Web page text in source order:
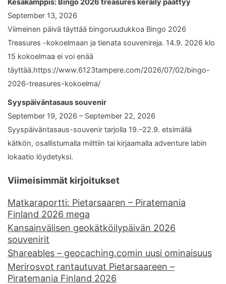
Kesäkamppis: Bingo 2026 treasures keräily päättyy
September 13, 2026
Viimeinen päivä täyttää bingoruudukkoa Bingo 2026
Treasures -kokoelmaan ja tienata souvenireja. 14.9. 2026 klo
15 kokoelmaa ei voi enää
täyttää.https://www.6123tampere.com/2026/07/02/bingo-
2026-treasures-kokoelma/
Syyspäiväntasaus souvenir
September 19, 2026 – September 22, 2026
Syyspäiväntasaus-souvenir tarjolla 19.–22.9. etsimällä
kätkön, osallistumalla miittiin tai kirjaamalla adventure labin
lokaatio löydetyksi.
Viimeisimmät kirjoitukset
Matkaraportti: Pietarsaaren – Piratemania
Finland 2026 mega
Kansainvälisen geokätköilypäivän 2026
souvenirit
Shareables – geocaching.comin uusi ominaisuus
Merirosvot rantautuvat Pietarsaareen –
Piratemania Finland 2026